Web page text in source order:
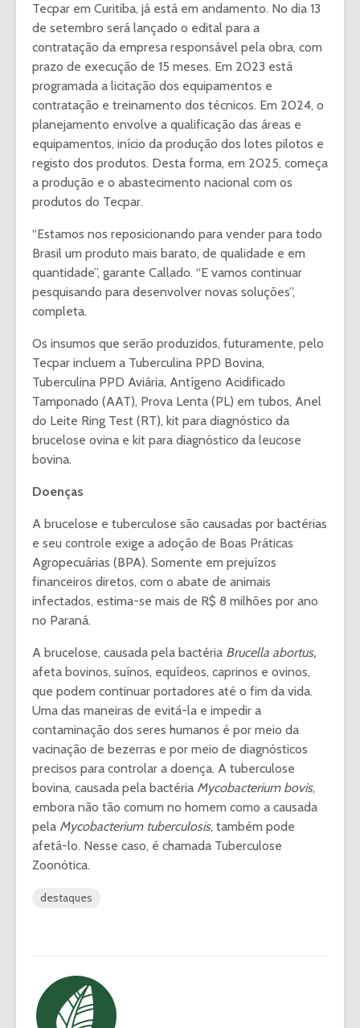
Tecpar em Curitiba, já está em andamento. No dia 13
de setembro será lançado o edital para a
contratação da empresa responsável pela obra, com
prazo de execução de 15 meses. Em 2023 está
programada a licitação dos equipamentos e
contratação e treinamento dos técnicos. Em 2024, o
planejamento envolve a qualificação das áreas e
equipamentos, início da produção dos lotes pilotos e
registo dos produtos. Desta forma, em 2025, começa
a produção e o abastecimento nacional com os
produtos do Tecpar.
“Estamos nos reposicionando para vender para todo
Brasil um produto mais barato, de qualidade e em
quantidade”, garante Callado. “E vamos continuar
pesquisando para desenvolver novas soluções”,
completa.
Os insumos que serão produzidos, futuramente, pelo
Tecpar incluem a Tuberculina PPD Bovina,
Tuberculina PPD Aviária, Antígeno Acidificado
Tamponado (AAT), Prova Lenta (PL) em tubos, Anel
do Leite Ring Test (RT), kit para diagnóstico da
brucelose ovina e kit para diagnóstico da leucose
bovina.
Doenças
A brucelose e tuberculose são causadas por bactérias
e seu controle exige a adoção de Boas Práticas
Agropecuárias (BPA). Somente em prejuízos
financeiros diretos, com o abate de animais
infectados, estima-se mais de R$ 8 milhões por ano
no Paraná.
A brucelose, causada pela bactéria Brucella abortus,
afeta bovinos, suínos, equídeos, caprinos e ovinos,
que podem continuar portadores até o fim da vida.
Uma das maneiras de evitá-la e impedir a
contaminação dos seres humanos é por meio da
vacinação de bezerras e por meio de diagnósticos
precisos para controlar a doença. A tuberculose
bovina, causada pela bactéria Mycobacterium bovis,
embora não tão comum no homem como a causada
pela Mycobacterium tuberculosis, também pode
afetá-lo. Nesse caso, é chamada Tuberculose
Zoonótica.
destaques